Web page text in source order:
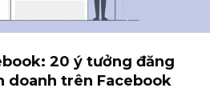
20 ý tưởng đăng
doanh trên Facebook